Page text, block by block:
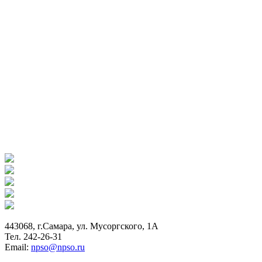
443068, г.Самара, ул. Мусоргского, 1А
Тел. 242-26-31
Email: npso@npso.ru